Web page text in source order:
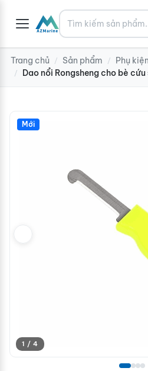
Tìm kiếm
Trang chủ / Sản phẩm / Phụ
/ Dao nổi Rongsheng cho bè cứu
Mới
1 / 4